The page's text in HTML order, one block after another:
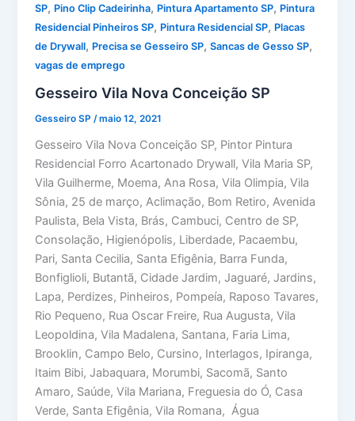
SP, Pino Clip Cadeirinha, Pintura Apartamento SP, Pintura
Residencial Pinheiros SP, Pintura Residencial SP, Placas
de Drywall, Precisa se Gesseiro SP,Sancas de Gesso SP,
vagas de emprego
Gesseiro Vila Nova Conceição SP
Gesseiro SP/maio 12, 2021
Gesseiro Vila Nova Conceição SP, Pintor Pintura
Residencial Forro Acartonado Drywall, Vila Maria SP,
Vila Guilherme, Moema, Ana Rosa, Vila Olimpia, Vila
Sônia, 25 de março, Aclimação, Bom Retiro, Avenida
Paulista, Bela Vista, Brás, Cambuci, Centro de SP,
Consolação, Higienópolis, Liberdade, Pacaembu,
Pari, Santa Cecilia, Santa Efigênia, Barra Funda,
Bonfiglioli, Butantã, Cidade Jardim, Jaguaré, Jardins,
Lapa, Perdizes, Pinheiros, Pompeía, Raposo Tavares,
Rio Pequeno, Rua Oscar Freire, Rua Augusta, Vila
Leopoldina, Vila Madalena, Santana, Faria Lima,
Brooklin, Campo Belo, Cursino, Interlagos, Ipiranga,
Itaim Bibi, Jabaquara, Morumbi, Sacomã, Santo
Amaro, Saúde, Vila Mariana, Freguesia do Ó, Casa
Verde, Santa Efigênia, Vila Romana, Água